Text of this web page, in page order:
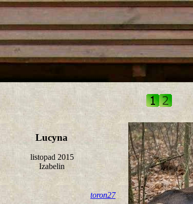
;)
Lucyna
listopad 2015
Izabelin
toron27